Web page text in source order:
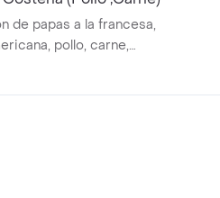
de papas a la francesa,
pollo, carne,
chit, queso, tocineta, maíz y